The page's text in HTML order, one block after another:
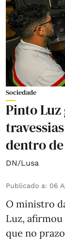
Sociedade
Pinto Luz
dentro de
DN/Lusa
Publicado a: 06
O ministro
Luz,
que no